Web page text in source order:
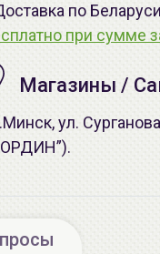
по
при сумме
Магазины /
ул.